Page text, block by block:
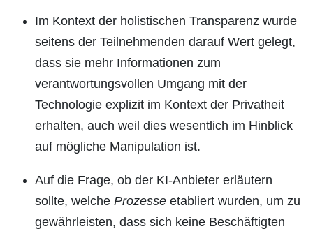
Im Kontext der holistischen Transparenz wurde
seitens der Teilnehmenden darauf Wert gelegt,
dass sie mehr Informationen zum
verantwortungsvollen Umgang mit der
Technologie explizit im Kontext der Privatheit
erhalten, auch weil dies wesentlich im Hinblick
auf mögliche Manipulation ist.
Auf die Frage, ob der KI-Anbieter erläutern
sollte, welche Prozesseetabliert wurden, um zu
gewährleisten, dass sich keine Beschäftigten